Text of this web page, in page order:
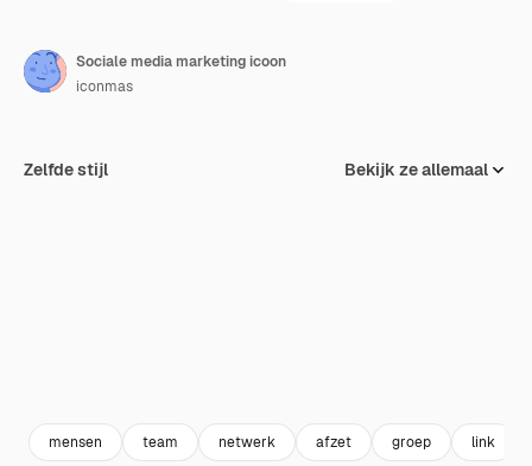
Sociale media marketing icoon
iconmas
Zelfde stijl Bekijk ze allemaal
mensen team netwerk afzet groep link